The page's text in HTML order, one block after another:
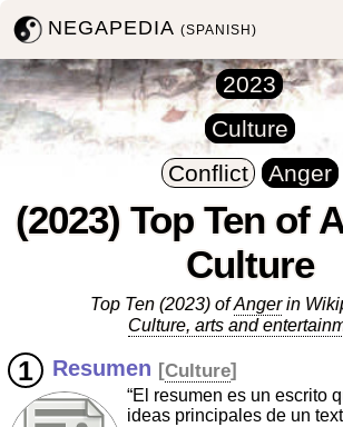
NEGAPEDIA(SPANISH)
2023
Culture
Conflict
Anger
(2023) Top Ten of
Culture
Top Ten (2023) ofAngerin
Culture, arts and
Resumen [Culture]
“El resumen es un escrito
ideas principales de un